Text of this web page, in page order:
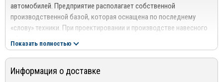
автомобилей. Предприятие располагает собственной
производственной базой, которая оснащена по последнему
«слову» техники. При проектировании и производстве навесного
технологические решения.
Профессионализм, опыт и компетентность специалистов
компании в сочетании с применением высококачественных
Показать полностью
Информация о доставке